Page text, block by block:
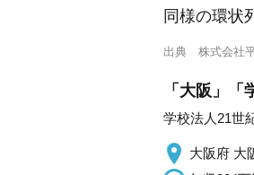
同様の環状
出典 株式会社
「大阪」
学校法人21世
大阪府 大